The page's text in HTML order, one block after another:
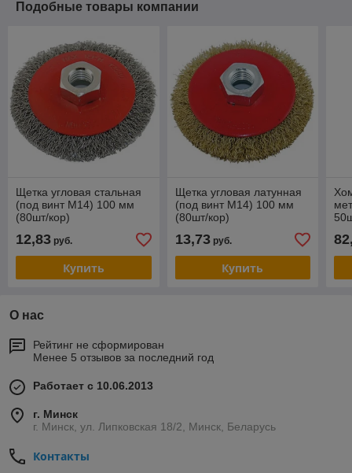
Подобные товары компании
Щетка угловая стальная
(под винт М14) 100 мм
(80шт/кор)
12,83 руб.
Купить
Щетка угловая латунная
(под винт М14) 100 мм
(80шт/кор)
13,73руб.
Купить
О нас
Рейтинг не сформирован
Менее 5 отзывов за последний год
Работает с 10.06.2013
г. Минск
г. Минск, ул. Липковская 18/2, Минск, Беларусь
Контакты